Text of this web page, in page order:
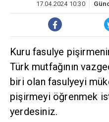
17.04.2024 10:30
Kuru fasulye
Türk mutfağının
biri olan fasulyeyi
pişirmeyi öğrenmek
yerdesiniz.